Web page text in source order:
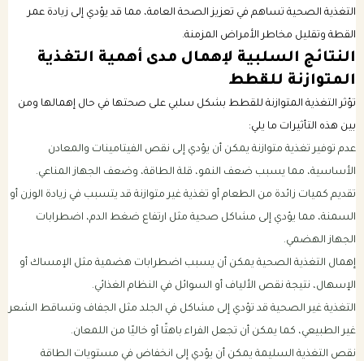
التغذية الصحية تساهم في تعزيز الصحة العامة، مما قد يؤدي إلى زيادة عمر
القطة وتقليل مخاطر الأمراض المزمنة.
النتائج السلبية لإهمال مدى أهمية التغذية
المتوازنة للقطط
تؤثر التغذية المتوازنة للقطط بشكل سلبي على صحتها في حال إهمالها ومن
بين هذه التأثيرات ما يلي:
عدم توفير تغذية متوازنة يمكن أن يؤدي إلى نقص الفيتامينات والمعادن
الأساسية، مما يسبب ضعف النمو، قلة الطاقة، وضعف الجهاز المناعي.
تقديم كميات زائدة من الطعام أو تغذية غير متوازنة قد يتسبب في زيادة الوزن أو
السمنة، مما يؤدي إلى مشاكل صحية مثل ارتفاع ضغط الدم، اضطرابات
الجهاز الهضمي.
إهمال التغذية الصحية يمكن أن يسبب اضطرابات هضمية مثل الإمساك أو
الإسهال، نتيجة نقص الألياف أو السوائل في النظام الغذائي.
التغذية غير الصحية قد تؤدي إلى مشاكل في الجلد مثل الجفاف وتساقط الشعر
غير الطبيعي، كما يمكن أن تجعل الفراء باهتًا أو خاليًا من اللمعان.
نقص التغذية السليمة يمكن أن يؤدي إلى انخفاض في مستويات الطاقة